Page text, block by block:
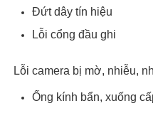
Đứt dây tín hiệu
Lỗi cổng đầu ghi
Lỗi camera bị mờ, nhiễu,
Ống kính bẩn, xuống